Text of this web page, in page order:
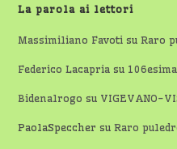
La parola ai lettori
Massimiliano Favoti suRaro
Federico Lacapria su
Bidenalrogo su VIGEVANO-
PaolaSpeccher suRaro